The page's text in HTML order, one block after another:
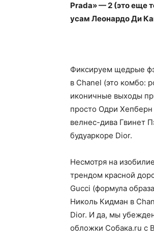
Prada» — 2 (это еще
усам Леонардо Ди
Фиксируем щедрые
в Chanel (это комбо:
иконичные выходы
просто Одри
велнес-дива Гвинет
будуаркоре Dior.
Несмотря на
трендом красной
Gucci (формула
Николь Кидман в
Dior. И да, мы
обложки Собака.ru с